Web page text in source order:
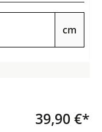
cm
39,90 €*